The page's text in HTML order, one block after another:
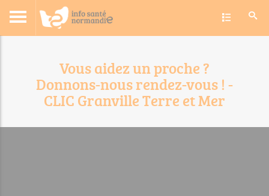
Toggle
Accueil Actualités Évènements régionaux Évènements tous
Vous aidez un proche ?
Donnons-nous rendez-vous ! -
CLIC Granville Terre et Mer